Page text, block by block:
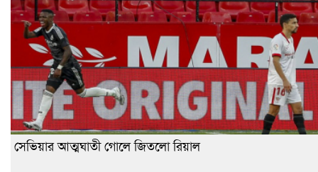
সেভিয়ার আত্মঘাতী গোলে জিতলো রিয়াল